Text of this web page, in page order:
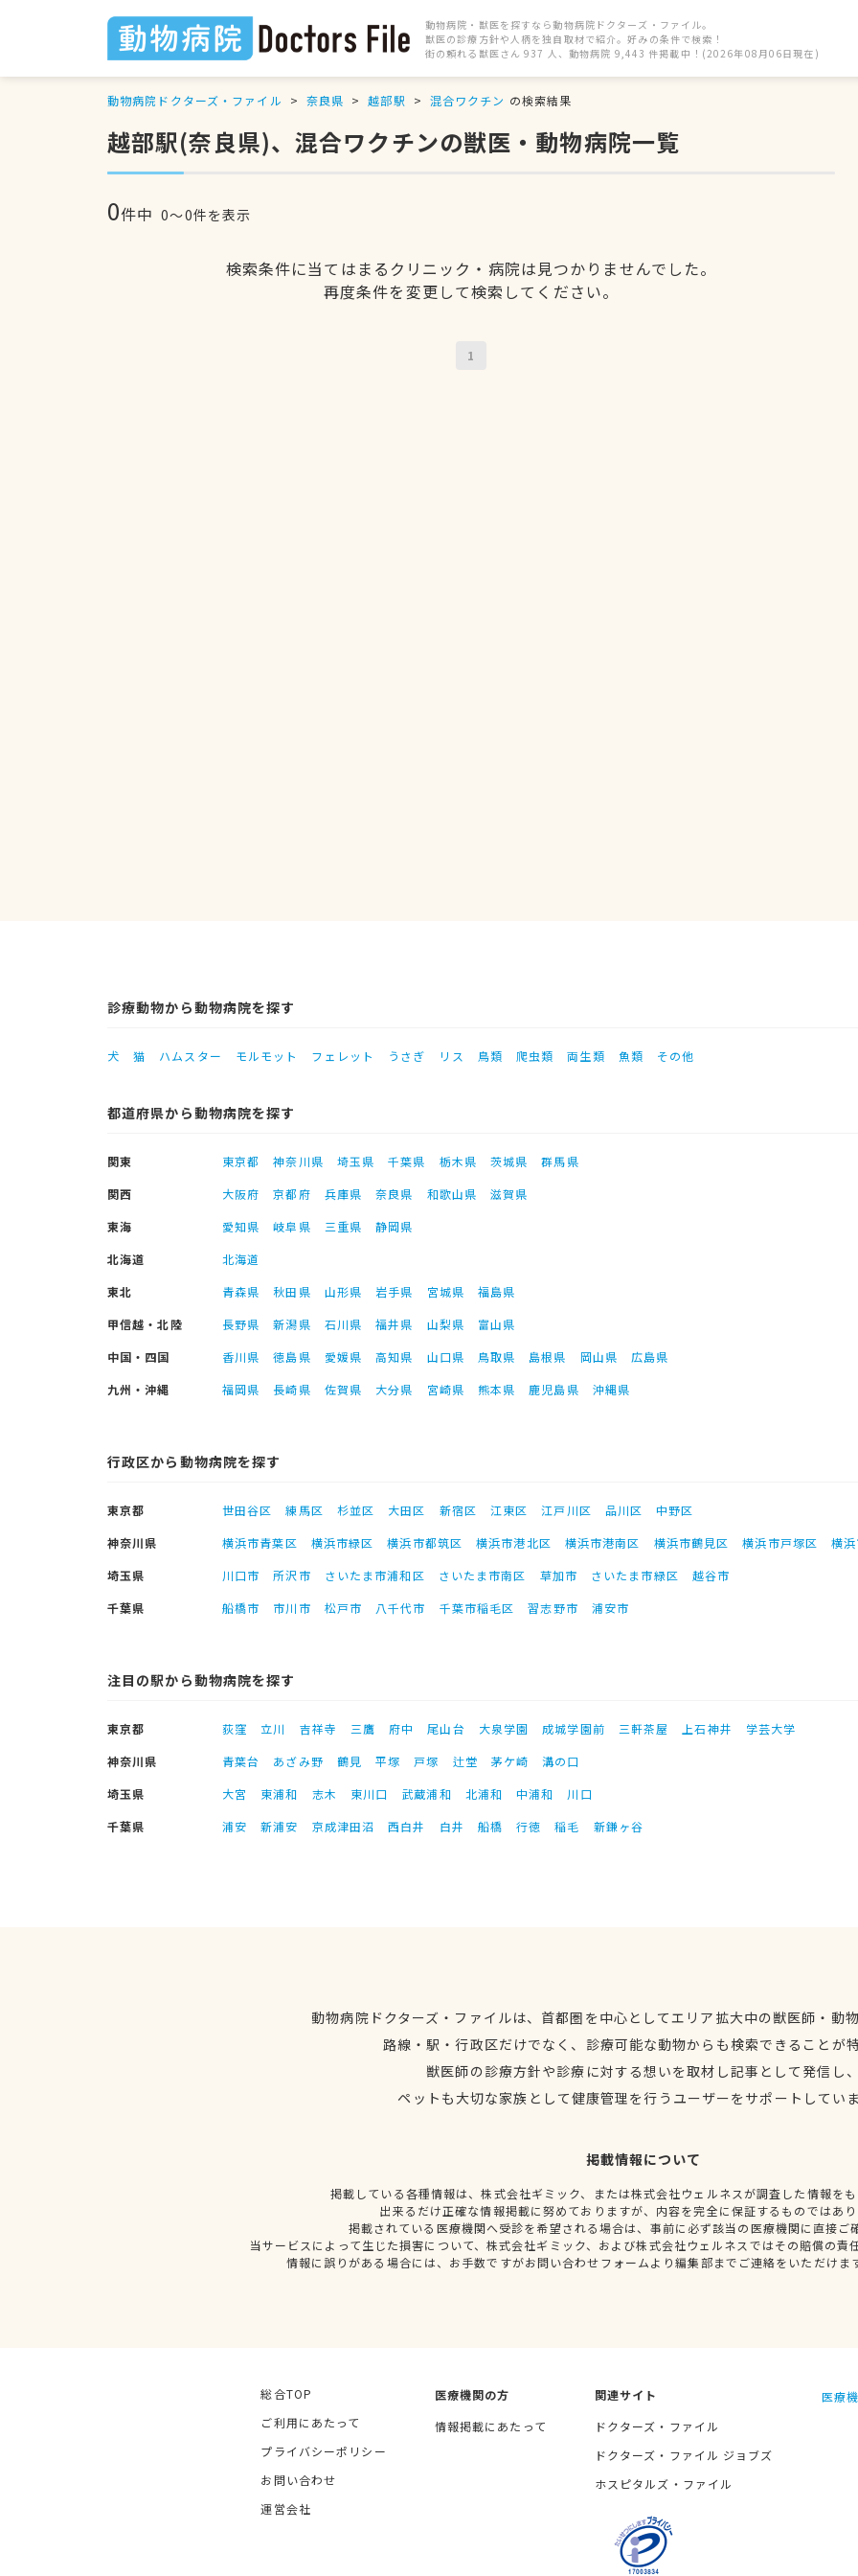
動物病院・獣医を探すなら動物病院ドクターズ・ファイル。
獣医の診療方針や人柄を独自取材で紹介。好みの条件で検索！
街の頼れる獣医さん 937 人、動物病院 9,443 件掲載中！(2026年08月06日現在)
動物病院ドクターズ・ファイル 奈良県 越部駅 混合ワクチン の検索結果
越部駅(奈良県)、混合ワクチンの獣医・動物病院一覧
0件中 0〜0件を表示
検索条件に当てはまるクリニック・病院は見つかりませんでした。
再度条件を変更して検索してください。
1
診療動物から動物病院を探す
犬 猫 ハムスター モルモット フェレット うさぎ リス 鳥類 爬虫類 両生類 魚類 その他
都道府県から動物病院を探す
関東 東京都 神奈川県 埼玉県 千葉県 栃木県 茨城県
群馬県
関西
大阪府 京都府 兵庫県 奈良県 和歌山県
滋賀県
東海
愛知県 岐阜県 三重県
静岡県
北海道
北海道
東北
青森県 秋田県 山形県 岩手県 宮城県
福島県
甲信越・北陸
長野県 新潟県 石川県 福井県 山梨県
富山県
中国・四国
香川県 徳島県 愛媛県 高知県 山口県 鳥取県 島根県 岡山県
広島県
九州・沖縄
福岡県 長崎県 佐賀県 大分県 宮崎県 熊本県 鹿児島県 沖縄県
行政区から動物病院を探す
東京都 世田谷区 練馬区 杉並区 大田区 新宿区 江東区 江戸川区 品川区
中野区
神奈川県
横浜市青葉区 横浜市緑区 横浜市都筑区 横浜市港北区 横浜市港南区 横浜市鶴見区 横浜市戸塚区
横
埼玉県
川口市 所沢市 さいたま市浦和区 さいたま市南区 草加市 さいたま市緑区
越谷市
千葉県
船橋市 市川市 松戸市 八千代市 千葉市稲毛区 習志野市 浦安市
注目の駅から動物病院を探す
東京都 荻窪 立川 吉祥寺 三鷹 府中 尾山台 大泉学園 成城学園前 三軒茶屋 上石神井
学芸大学
神奈川県
青葉台 あざみ野 鶴見 平塚 戸塚 辻堂 茅ケ崎
溝の口
埼玉県
大宮 東浦和 志木 東川口 武蔵浦和 北浦和 中浦和
川口
千葉県
浦安 新浦安 京成津田沼 西白井 白井 船橋 行徳 稲毛 新鎌ヶ谷
動物病院ドクターズ・ファイルは、首都圏を中心としてエリア拡大中の獣医師・動
路線・駅・行政区だけでなく、診療可能な動物からも検索できることが
獣医師の診療方針や診療に対する想いを取材し記事として発信し
ペットも大切な家族として健康管理を行うユーザーをサポートしてい
掲載情報について
掲載している各種情報は、株式会社ギミック、または株式会社ウェルネスが調査した情報を
出来るだけ正確な情報掲載に努めておりますが、内容を完全に保証するものではあ
掲載されている医療機関へ受診を希望される場合は、事前に必ず該当の医療機関に直接ご
当サービスによって生じた損害について、株式会社ギミック、および株式会社ウェルネスではその賠償の責
情報に誤りがある場合には、お手数ですがお問い合わせフォームより編集部までご連絡をいただけま
総合TOP
ご利用にあたって
プライバシーポリシー
お問い合わせ
運営会社
医療機関の方
情報掲載にあたって
関連サイト
ドクターズ・ファイル
ドクターズ・ファイル ジョブズ
ホスピタルズ・ファイル
医療